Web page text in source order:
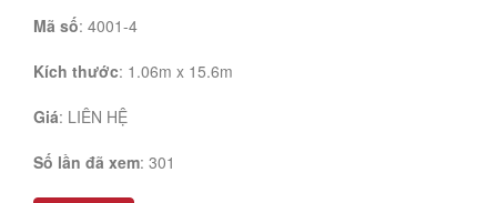
Mã số: 4001-4
Kích thước: 1.06m x 15.6m
Giá: LIÊN HỆ
Số lần đã xem: 301